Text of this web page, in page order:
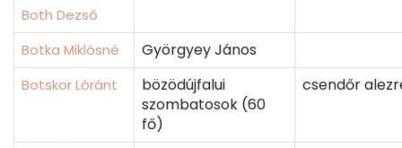
Both Dezső
Botka Miklósné
Györgyey János
Botskor Lóránt
bözödújfalui
szombatosok (60
fő)
csendőr